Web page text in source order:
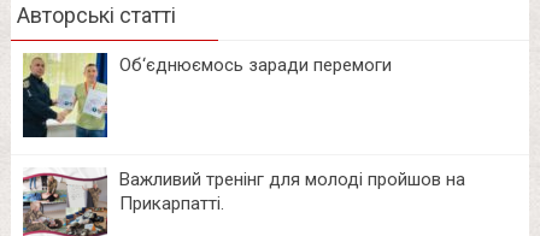
Авторські статті
Об‘єднюємось заради перемоги
Важливий тренінг для молоді пройшов на
Прикарпатті.